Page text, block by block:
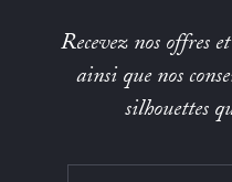
Recevez nos offres
ainsi que nos
silhouettes